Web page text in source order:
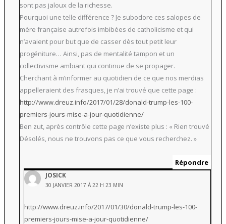
sont pas jaloux de la richesse.
Pourquoi une telle différence ? Je subodore ces salopes de
mère française autrefois imbibées de catholicisme et qui
n’avaient pour but que de casser dès tout petit leur
progéniture… Ainsi, pas de mentalité tampon et un
collectivisme ambiant qui continue de se propager.
Cherchant à m’informer au quotidien de ce que nos merdias
appelleraient des frasques, je n’ai trouvé que cette page :
http://www.dreuz.info/2017/01/28/donald-trump-les-100-
premiers-jours-mise-a-jour-quotidienne/
Ben zut, après contrôle cette page n’existe plus : « Rien trouvé
Désolés, nous ne trouvons pas ce que vous recherchez. »
Répondre
JOSICK
30 JANVIER 2017 À 22 H 23 MIN
http://www.dreuz.info/2017/01/30/donald-trump-les-100-
premiers-jours-mise-a-jour-quotidienne/